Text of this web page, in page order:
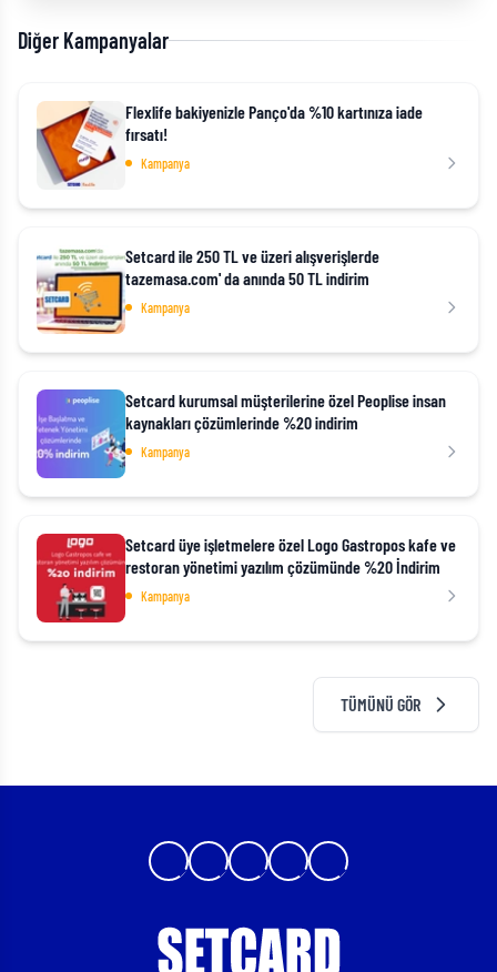
Diğer Kampanyalar
Flexlife bakiyenizle Panço'da %10 kartınıza iade
fırsatı!
Kampanya
Setcard ile 250 TL ve üzeri alışverişlerde
tazemasa.com' da anında 50 TL indirim
Kampanya
Setcard kurumsal müşterilerine özel Peoplise insan
kaynakları çözümlerinde %20 indirim
Kampanya
Setcard üye işletmelere özel Logo Gastropos kafe ve
restoran yönetimi yazılım çözümünde %20 İndirim
Kampanya
TÜMÜNÜ GÖR